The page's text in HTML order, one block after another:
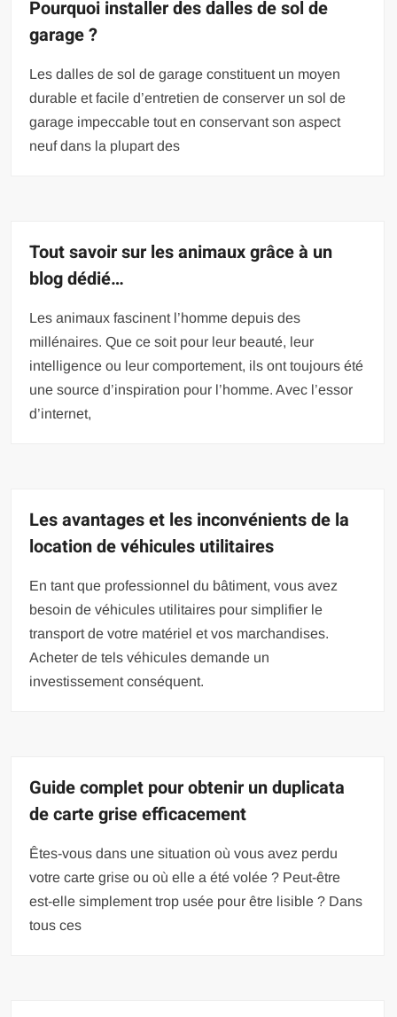
Pourquoi installer des dalles de sol de
garage ?
Les dalles de sol de garage constituent un moyen
durable et facile d’entretien de conserver un sol de
garage impeccable tout en conservant son aspect
neuf dans la plupart des
Tout savoir sur les animaux grâce à un
blog dédié…
Les animaux fascinent l’homme depuis des
millénaires. Que ce soit pour leur beauté, leur
intelligence ou leur comportement, ils ont toujours été
une source d’inspiration pour l’homme. Avec l’essor
d’internet,
Les avantages et les inconvénients de la
location de véhicules utilitaires
En tant que professionnel du bâtiment, vous avez
besoin de véhicules utilitaires pour simplifier le
transport de votre matériel et vos marchandises.
Acheter de tels véhicules demande un
investissement conséquent.
Guide complet pour obtenir un duplicata
de carte grise efficacement
Êtes-vous dans une situation où vous avez perdu
votre carte grise ou où elle a été volée ? Peut-être
est-elle simplement trop usée pour être lisible ? Dans
tous ces